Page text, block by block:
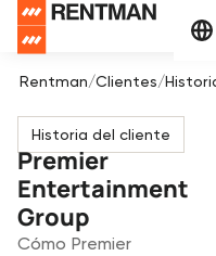
Rentman/Clientes/
Historia del cliente
Premier
Entertainment
Group
Cómo Premier